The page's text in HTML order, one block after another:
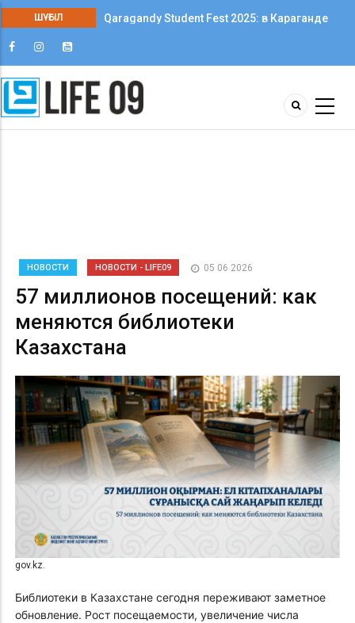
ШҰҒЫЛ
Qaragandy Student Fest 2025: в Караганде
НОВОСТИ НОВОСТИ - LIFE09 05 06 2026
57 миллионов посещений: как
меняются библиотеки
Казахстана
gov.kz.
Библиотеки в Казахстане сегодня переживают заметное
обновление. Рост посещаемости, увеличение числа